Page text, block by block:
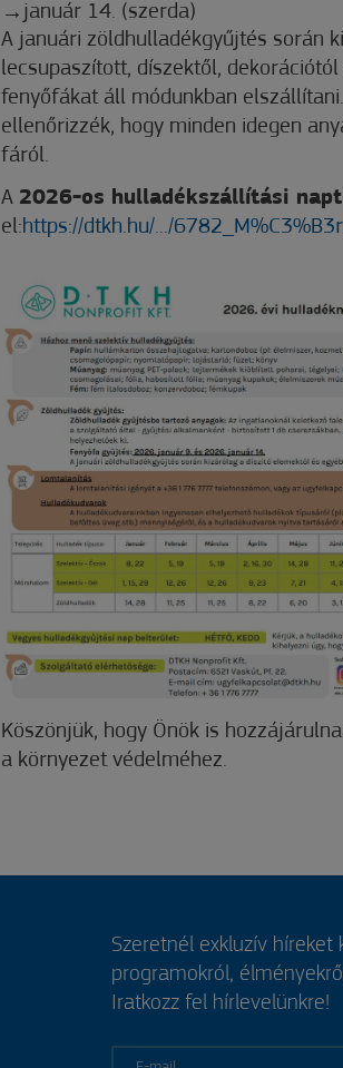
január 14. (szerda)
A januári zöldhulladékgyűjtés során
lecsupaszított, díszektől,
fenyőfákat áll módunkban
ellenőrizzék, hogy minden idegen
fáról.
A 2026-os hulladékszállítási
el:https://dtkh.hu/.../
Köszönjük, hogy Önök is
a környezet védelméhez.
Szeretnél exkluzív híreket
programokról,
Iratkozz fel hírlevelünkre!